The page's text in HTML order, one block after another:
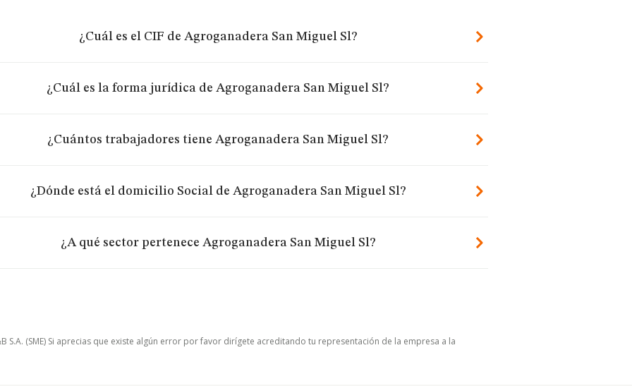
¿Cuál es el CIF de Agroganadera San Miguel Sl?
¿Cuál es la forma jurídica de Agroganadera San Miguel Sl?
¿Cuántos trabajadores tiene Agroganadera San Miguel Sl?
¿Dónde está el domicilio Social de Agroganadera San Miguel Sl?
¿A qué sector pertenece Agroganadera San Miguel Sl?
(SME) Si aprecias que existe algún error por favor dirígete acreditando tu representación de la empresa a la